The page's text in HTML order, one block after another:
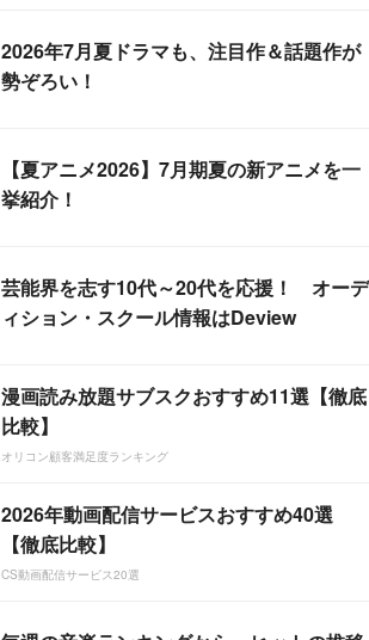
2026年7月夏ドラマも、注目作＆話題作が
勢ぞろい！
【夏アニメ2026】7月期夏の新アニメを一
挙紹介！
芸能界を志す10代～20代を応援！ オーデ
ィション・スクール情報はDeview
漫画読み放題サブスクおすすめ11選【徹底
比較】
オリコン顧客満足度ランキング
2026年動画配信サービスおすすめ40選
【徹底比較】
CS動画配信サービス20選